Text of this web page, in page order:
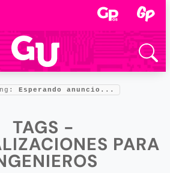
Esperando anuncio...
TAGS -
PARA